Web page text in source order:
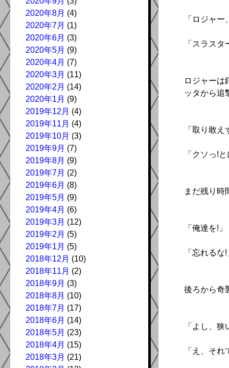
2020年8月 (4)
2020年7月 (1)
2020年6月 (3)
2020年5月 (9)
2020年4月 (7)
2020年3月 (11)
2020年2月 (14)
2020年1月 (9)
2019年12月 (4)
2019年11月 (4)
2019年10月 (3)
2019年9月 (7)
2019年8月 (9)
2019年7月 (2)
2019年6月 (8)
2019年5月 (9)
2019年4月 (6)
2019年3月 (12)
2019年2月 (5)
2019年1月 (5)
2018年12月 (10)
2018年11月 (2)
2018年9月 (3)
2018年8月 (10)
2018年7月 (17)
2018年6月 (14)
2018年5月 (23)
2018年4月 (15)
2018年3月 (21)
「ロジャ
「スラス
ロジャーは
ッタから追
「取り敢
「クソっ!
まだ残り時
「俺達を!」
「忘れるな
後ろから
「よし、
「え、それ